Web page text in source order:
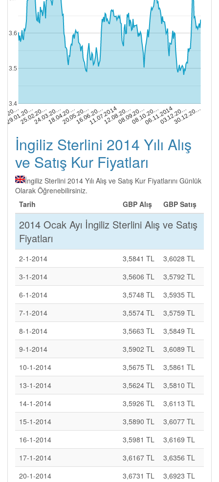
29.01.20…
25.02.20…24.03.20…18.04.20…20.05.20…16.06.20…
11.07.201412.08.20…08.09.20…08.10.20…
06.11.201403.12.20…
30.12.20…
3.4
3.5
3.6
İngiliz Sterlini 2014 Yılı Alış
ve Satış Kur Fiyatları
İngiliz Sterlini 2014 Yılı Alış ve Satış Kur Fiyatlarını Günlük
Olarak Öğrenebilirsiniz.
Tarih
GBP Alış GBP Satış
2014 Ocak Ayı İngiliz Sterlini Alış ve Satış
Fiyatları
2-1-2014 3,5841 TL
3,6028 TL
3-1-2014
3,5606 TL
3,5792 TL
6-1-2014
3,5748 TL
3,5935 TL
7-1-2014
3,5574 TL
3,5759 TL
8-1-2014
3,5663 TL
3,5849 TL
9-1-2014
3,5902 TL
3,6089 TL
10-1-2014
3,5675 TL
3,5861 TL
13-1-2014
3,5624 TL
3,5810 TL
14-1-2014
3,5926 TL
3,6113 TL
15-1-2014
3,5890 TL
3,6077 TL
16-1-2014
3,5981 TL
3,6169 TL
17-1-2014
3,6167 TL
3,6356 TL
20-1-2014
3,6731 TL
3,6923 TL